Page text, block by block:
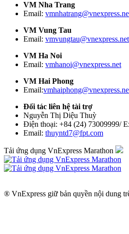
VM Nha Trang
Email:
VM Vung Tau
Email: vmvungtau@vnexpress.net
VM Ha Noi
Email: vmhanoi@vnexpress.net
VM Hai Phong
Email:
Đối tác liên hệ tài trợ
Nguyễn Thị Diệu Thuỳ
Điện thoại: +84 (24) 73009999/
Email: thuyntd7@fpt.com
Tải ứng dụng VnExpress Marathon
® VnExpress giữ bản quyền nội dung